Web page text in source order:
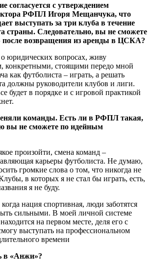
согласуется с утверждением
РФПЛ Игоря Мещанчука, что
выступать за три клуба в течение
страны. Следовательно, вы не сможете
после возвращения из аренды в ЦСКА?
юридических вопросах, живу
конкретными, стоящими передо мной
как футболиста – играть, а решать
должны руководители клубов и лиги.
будет в порядке и с игровой практикой
команды. Есть ли в РФПЛ такая,
вы не сможете по идейным
произойти, смена команд –
карьеры футболиста. Не думаю,
громкие слова о том, что никогда не
в которых я не стал бы играть, есть,
я не буду.
нация спортивная, люди заботятся
сильными. В моей личной системе
на первом месте, деля его с
выступать на профессиональном
времени
в «Анжи»?